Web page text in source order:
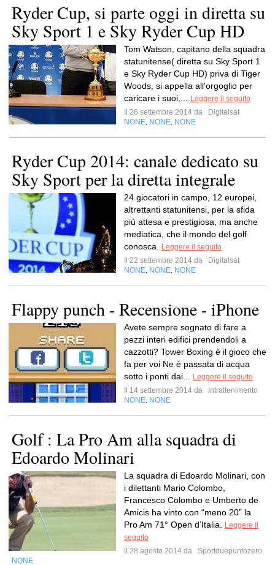
Ryder Cup, si parte oggi in diretta su
Sky Sport 1 e Sky Ryder Cup HD
Tom Watson, capitano della squadra
statunitense( diretta su Sky Sport 1
e Sky Ryder Cup HD) priva di Tiger
Woods, si appella all'orgoglio per
caricare i suoi,...
Leggere il seguito
Il 26 settembre 2014 da
Digitalsat
NONE NONE NONE
Ryder Cup 2014: canale dedicato su
Sky Sport per la diretta integrale
24 giocatori in campo, 12 europei,
altrettanti statunitensi, per la sfida
più attesa e prestigiosa, ma anche
mediatica, che il mondo del golf
conosca.
Leggere il seguito
Il 22 settembre 2014 da
Digitalsat
NONE NONE NONE
Flappy punch - Recensione - iPhone
Avete sempre sognato di fare a
pezzi interi edifici prendendoli a
cazzotti? Tower Boxing è il gioco che
fa per voi Ne è passata di acqua
sotto i ponti dai...
Leggere il seguito
Il 14 settembre 2014 da
Intrattenimento
NONE NONE
Golf : La Pro Am alla squadra di
Edoardo Molinari
La squadra di Edoardo Molinari, con
i dilettanti Mario Colombo,
Francesco Colombo e Umberto de
Amicis ha vinto con “meno 20” la
Pro Am 71° Open d’Italia.
Leggere il
seguito
Il 28 agosto 2014 da
Sportduepuntozero
NONE